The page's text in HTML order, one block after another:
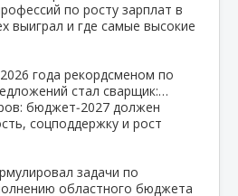
по росту зарплат в
выиграл и где самые высокие
года рекордсменом по
стал сварщик:…
бюджет‑2027 должен
соцподдержку и рост
задачи по
областного бюджета